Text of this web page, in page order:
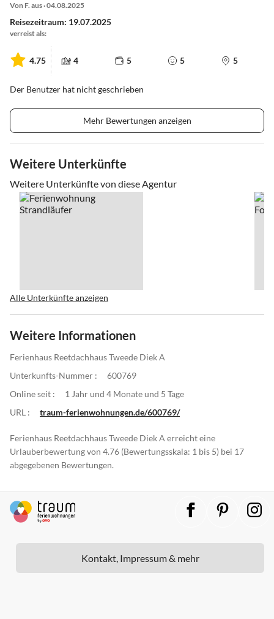
Von F. aus · 04.08.2025
Reisezeitraum: 19.07.2025
verreist als:
4.75 4 5 5 5
Der Benutzer hat nicht geschrieben
Mehr Bewertungen anzeigen
Weitere Unterkünfte
Weitere Unterkünfte von diese Agentur
Alle Unterkünfte anzeigen
Weitere Informationen
Ferienhaus Reetdachhaus Tweede Diek A
Unterkunfts-Nummer :
600769
Online seit :
1 Jahr und 4 Monate und 5 Tage
URL :
traum-ferienwohnungen.de/600769/
Ferienhaus Reetdachhaus Tweede Diek A erreicht eine
Urlauberbewertung von 4.76 (Bewertungsskala: 1 bis 5) bei 17
abgegebenen Bewertungen.
Kontakt, Impressum & mehr